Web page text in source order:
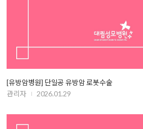
[유방암병원] 단일공 유방암 로봇수술
관리자
2026.01.29